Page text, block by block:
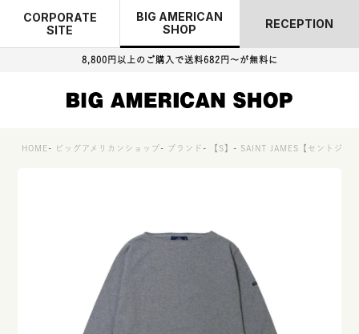
CORPORATE
SITE
BIG AMERICAN
SHOP
RECEPTION
8,800円以上のご購入で送料682円～が無料に
HOME ビッグアメリカンショップ ブランド 【S】 SAINT JAMES【セントジェ